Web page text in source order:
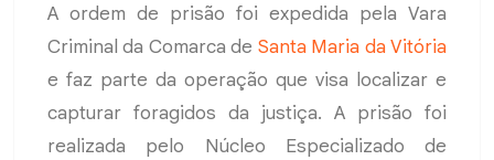
A ordem de prisão foi expedida pela Vara
Criminal da Comarca de Santa Maria da Vitória
e faz parte da operação que visa localizar e
capturar foragidos da justiça. A prisão foi
realizada pelo Núcleo Especializado de